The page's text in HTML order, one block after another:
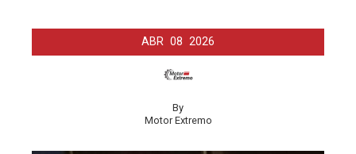
ABR 08 2026
By
Motor Extremo